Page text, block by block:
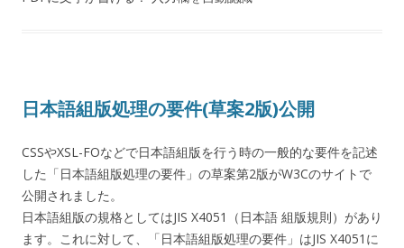
日本語組版処理の要件(草案2版)公開
CSSやXSL-FOなどで日本語組版を行う時の一般的な要件を記述
した「日本語組版処理の要件」の草案第2版がW3Cのサイトで
公開されました。
日本語組版の規格としてはJIS X4051（日本語 組版規則）があり
ます。これに対して、「日本語組版処理の要件」はJIS X4051に